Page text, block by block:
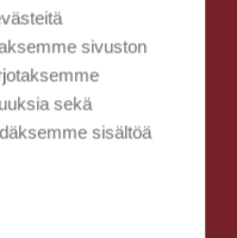
sivuston
sekä
sisältöä